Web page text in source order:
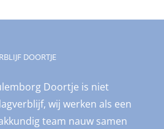
DOORTJE
Doortje is niet
wij werken als een
team nauw samen